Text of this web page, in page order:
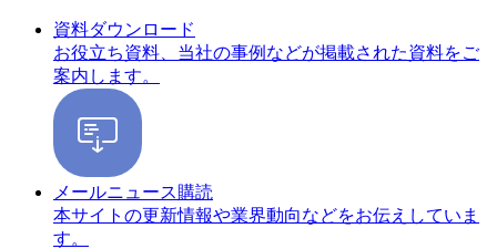
資料ダウンロード
お役立ち資料、当社の事例などが掲載された資料をご
案内します。
メールニュース購読
本サイトの更新情報や業界動向などをお伝えしていま
す。